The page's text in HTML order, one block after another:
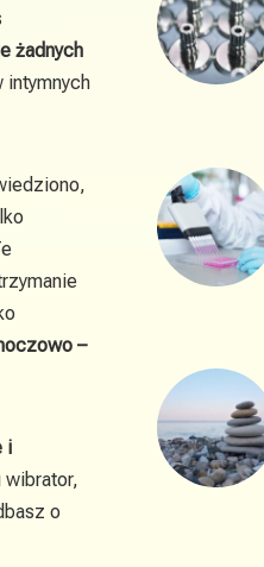
żadnych
intymnych
–
i
wibrator,
o